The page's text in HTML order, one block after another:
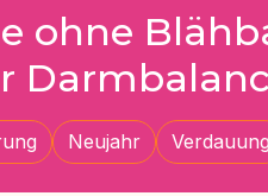
ohne
Neujahr Verdauung